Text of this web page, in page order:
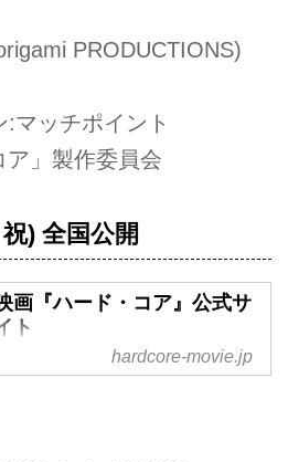
PRODUCTIONS)
マッチポイント
」製作委員会
) 全国公開
画『ハード・コア』公式サ
ト
平成の奇書！伝説的コミックが遂
hardcore-movie.jp